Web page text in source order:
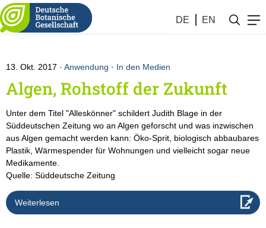
DE EN
Botanik #41 (2017)
13. Okt. 2017 Anwendung · In den Medien
Algen, Rohstoff der Zukunft
Unter dem Titel "Alleskönner" schildert Judith Blage in der
Süddeutschen Zeitung wo an Algen geforscht und was inzwischen
aus Algen gemacht werden kann: Öko-Sprit, biologisch abbaubares
Plastik, Wärmespender für Wohnungen und vielleicht sogar neue
Medikamente.
Quelle: Süddeutsche Zeitung
Weiterlesen